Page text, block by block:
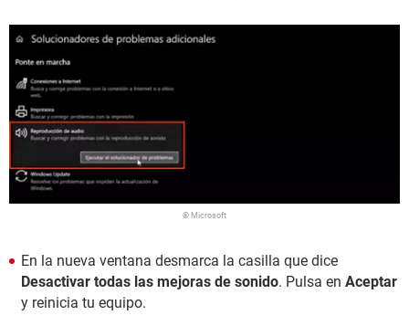
© Microsoft
En la nueva ventana desmarca la casilla que dice
Desactivar todas las mejoras de sonido. Pulsa en Aceptar
y reinicia tu equipo.